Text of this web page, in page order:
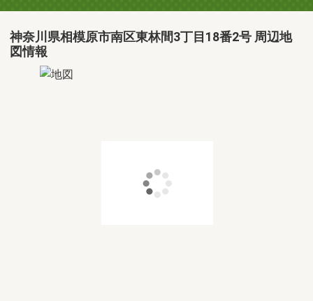
神奈川県相模原市南区東林間3丁目18番2号 周辺地
図情報